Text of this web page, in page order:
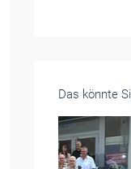
Das könnte